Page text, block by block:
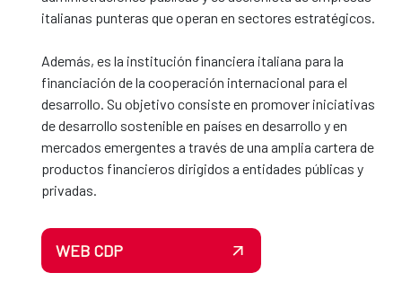
italianas punteras que operan en sectores estratégicos.
Además, es la institución financiera italiana para la
financiación de la cooperación internacional para el
desarrollo. Su objetivo consiste en promover iniciativas
de desarrollo sostenible en países en desarrollo y en
mercados emergentes a través de una amplia cartera de
productos financieros dirigidos a entidades públicas y
privadas.
WEB CDP